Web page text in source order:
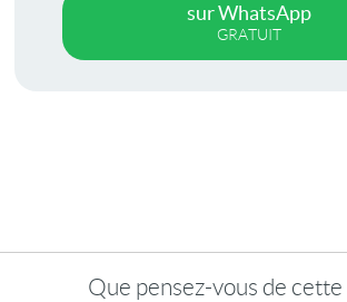
sur WhatsApp
GRATUIT
Que pensez-vous de cette